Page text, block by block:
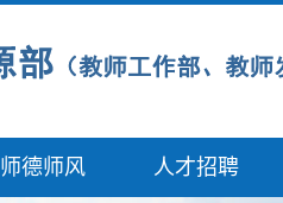
师德师风 人才招聘